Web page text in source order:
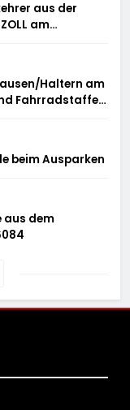
aus der
am
/ Gefährlicher
Haltern am
Fahrradstaffel
beim Ausparken
aus dem